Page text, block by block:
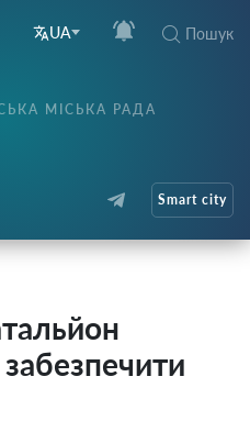
UA Пошук
МІСЬКА РАДА
Smart city
забезпечити